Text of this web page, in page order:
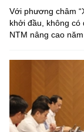
Với phương châm
khởi đầu, không có
NTM nâng cao